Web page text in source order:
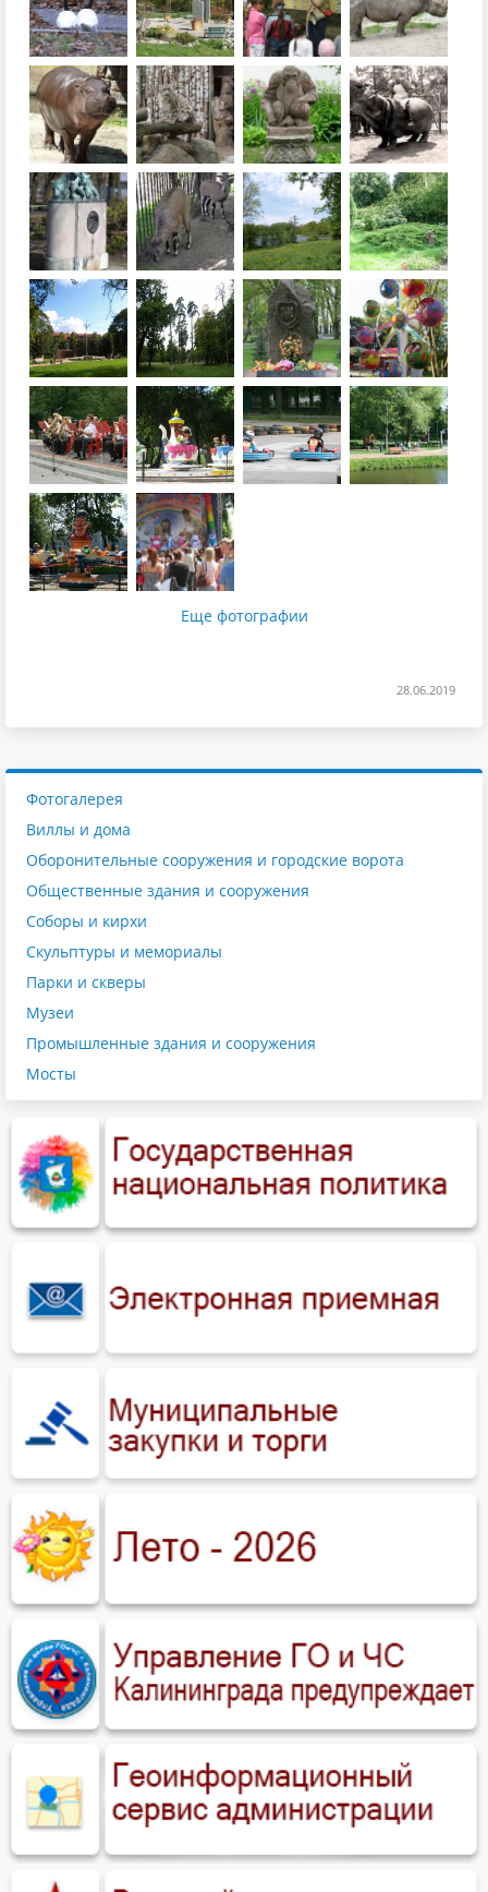
Еще фотографии
28.06.2019
Фотогалерея
Виллы и дома
Оборонительные сооружения и городские ворота
Общественные здания и сооружения
Соборы и кирхи
Скульптуры и мемориалы
Парки и скверы
Музеи
Промышленные здания и сооружения
Мосты